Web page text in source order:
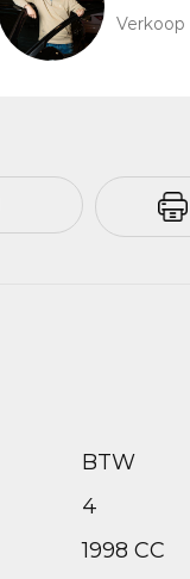
Verkoop
BTW
4
1998 CC